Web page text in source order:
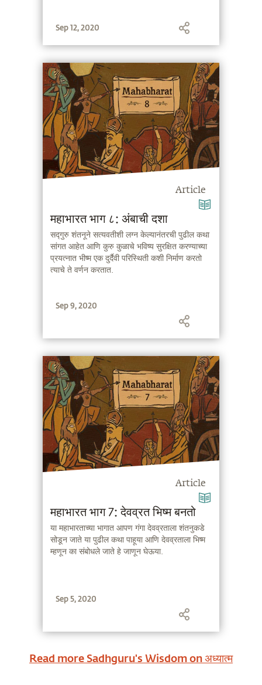
Sep 12, 2020
Article
महाभारत भाग ८: अंबाची दशा
सद्गुरु शंतनूने सत्यवतीशी लग्न केल्यानंतरची पुढील कथा
सांगत आहेत आणि कुरु कुळाचे भविष्य सुरक्षित करण्याच्या
प्रयत्नात भीष्म एक दुर्दैवी परिस्थिती कशी निर्माण करतो
त्याचे ते वर्णन करतात.
Sep 9, 2020
Article
महाभारत भाग 7: देवव्रत भिष्म बनतो
या महाभारताच्या भागात आपण गंगा देवव्रताला शंतनुकडे
सोडून जाते या पुढील कथा पाहूया आणि देवव्रताला भिष्म
म्हणून का संबोधले जाते हे जाणून घेऊया.
Sep 5, 2020
Read more Sadhguru's Wisdom onअध्यात्म